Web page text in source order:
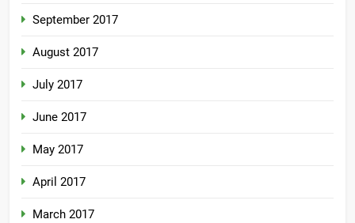
September 2017
August 2017
July 2017
June 2017
May 2017
April 2017
March 2017